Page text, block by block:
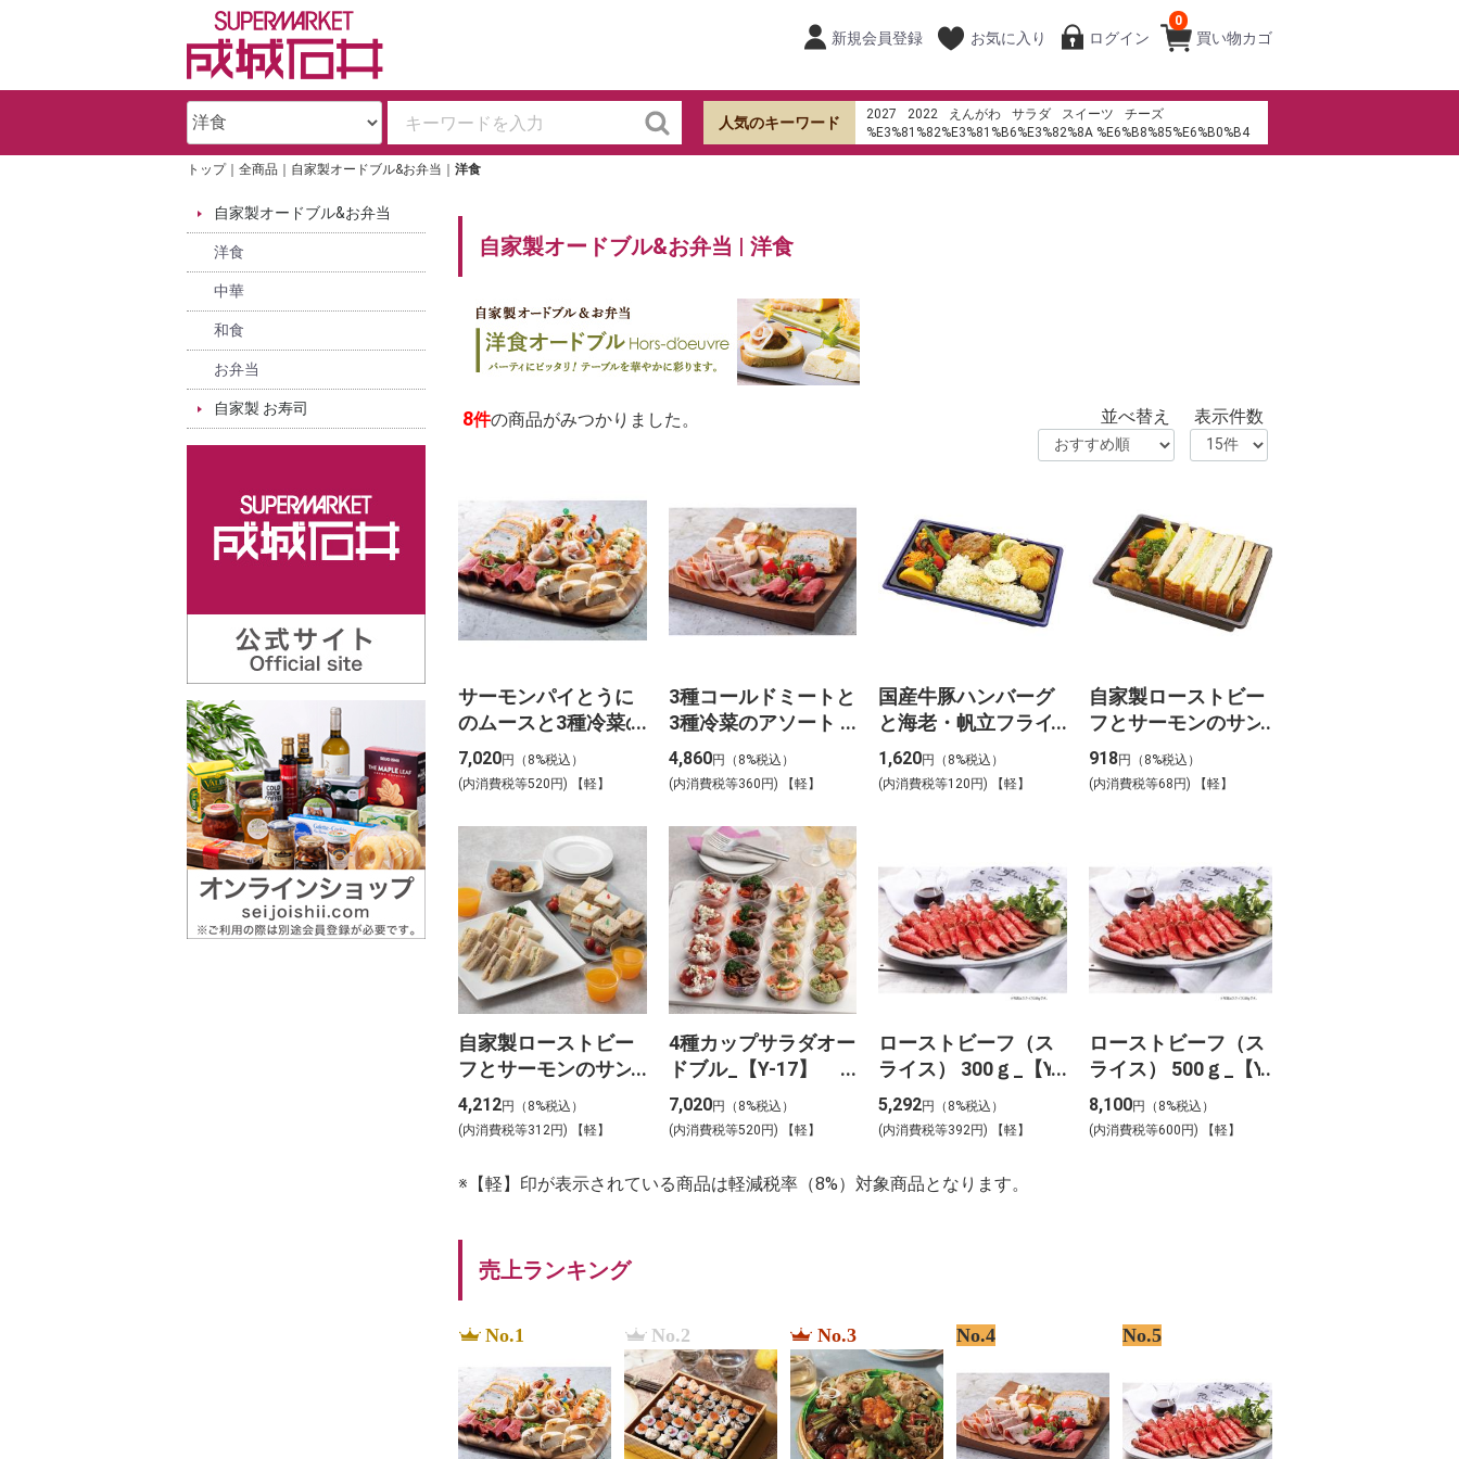
買い物カゴ
0
新規会員登録 お気に入り ログイン
人気のキーワード 2027 2022 えんがわ サラダ スイーツ
チーズ
%E3%81%82%E3%81%B6%E3%82%8A %E6%B8%85%E6%B0%B4
トップ 全商品 自家製オードブル&お弁当 洋食
自家製オードブル&お弁当
洋食
中華
和食
お弁当
自家製 お寿司
自家製オードブル&お弁当 | 洋食
8件の商品がみつかりました。 並べ替え 表示件数
サーモンパイとうに
のムースと3種冷菜の
アソート_【Y-4】
7,020円（8%税込）
(内消費税等520円) 【軽】
3種コールドミートと
3種冷菜のアソート
_【Y-5】
4,860円（8%税込）
(内消費税等360円) 【軽】
国産牛豚ハンバーグ
と海老・帆立フライ
弁当_【B-3】
1,620円（8%税込）
(内消費税等120円) 【軽】
自家製ローストビー
フとサーモンのサン
ドイッチ弁当_【B-
4】
918円（8%税込）
(内消費税等68円) 【軽】
自家製ローストビー
フとサーモンのサン
ドイッチアソート
_【Y-6】
4,212円（8%税込）
(内消費税等312円) 【軽】
4種カップサラダオー
ドブル_【Y-17】
7,020円（8%税込）
(内消費税等520円) 【軽】
ローストビーフ（ス
ライス） 300ｇ_【Y-
8】
5,292円（8%税込）
(内消費税等392円) 【軽】
ローストビーフ（ス
ライス） 500ｇ_【Y-
9】
8,100円（8%税込）
(内消費税等600円) 【軽】
※【軽】印が表示されている商品は軽減税率（8%）対象商品となります。
売上ランキング
No.1 No.2 No.3 No.4 No.5